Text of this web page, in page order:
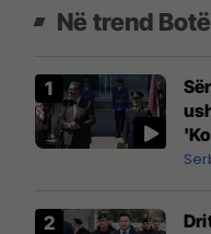
Në trend Botë